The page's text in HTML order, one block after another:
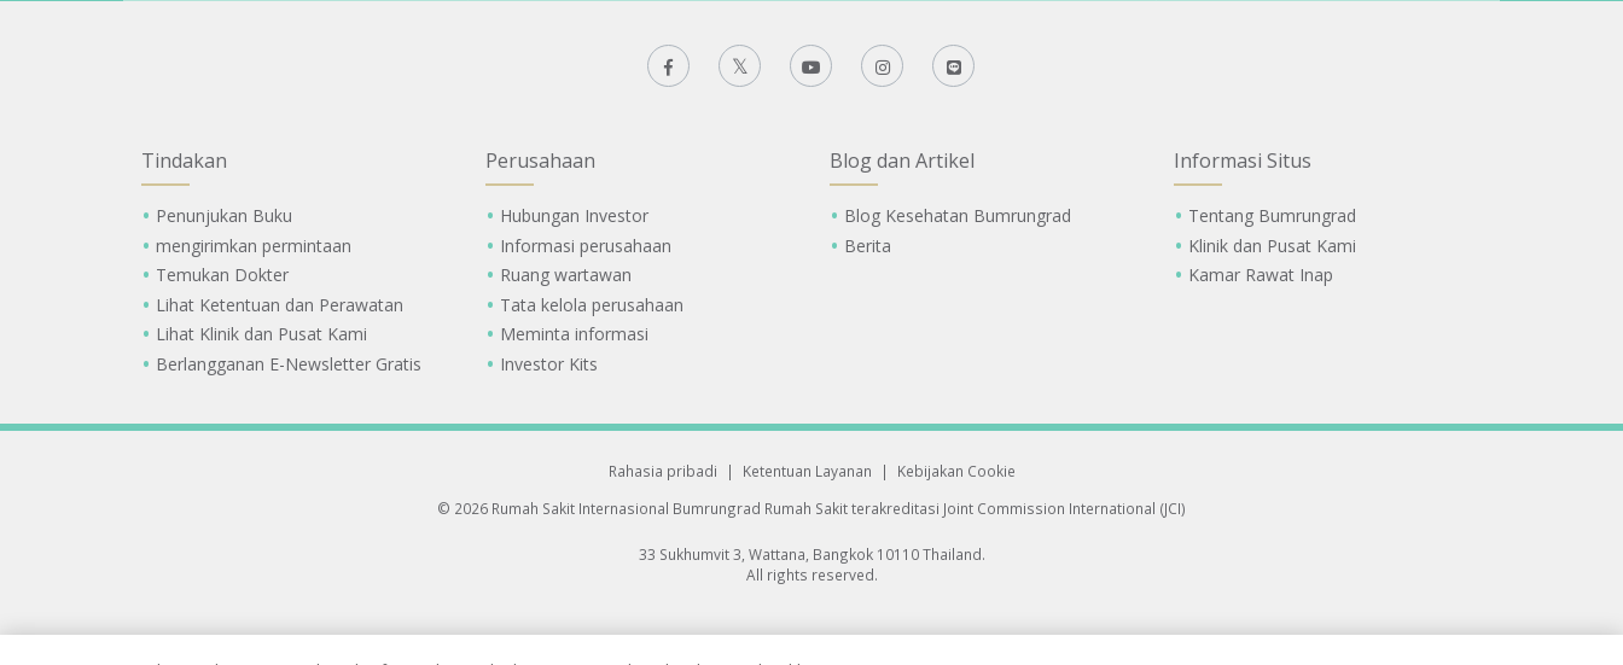
Tindakan
Penunjukan Buku
mengirimkan permintaan
Temukan Dokter
Lihat Ketentuan dan Perawatan
Lihat Klinik dan Pusat Kami
Berlangganan E-Newsletter Gratis
Perusahaan
Hubungan Investor
Informasi perusahaan
Ruang wartawan
Tata kelola perusahaan
Meminta informasi
Investor Kits
Blog dan Artikel
Blog Kesehatan Bumrungrad
Berita
Informasi Situs
Tentang Bumrungrad
Klinik dan Pusat Kami
Kamar Rawat Inap
Rahasia pribadi | Ketentuan Layanan |
Kebijakan Cookie
© 2026 Rumah Sakit Internasional Bumrungrad Rumah Sakit terakreditasi Joint Commission International (JCI)
33 Sukhumvit 3, Wattana, Bangkok 10110 Thailand.
All rights reserved.